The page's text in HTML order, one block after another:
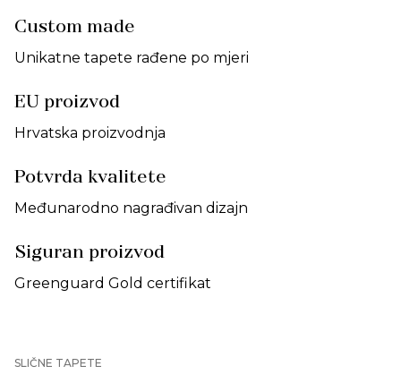
Custom made
Unikatne tapete rađene po mjeri
EU proizvod
Hrvatska proizvodnja
Potvrda kvalitete
Međunarodno nagrađivan dizajn
Siguran proizvod
Greenguard Gold certifikat
SLIČNE TAPETE